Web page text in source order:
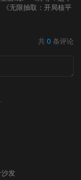
《无限抽取：开局核平
共 0 条评论
沙发